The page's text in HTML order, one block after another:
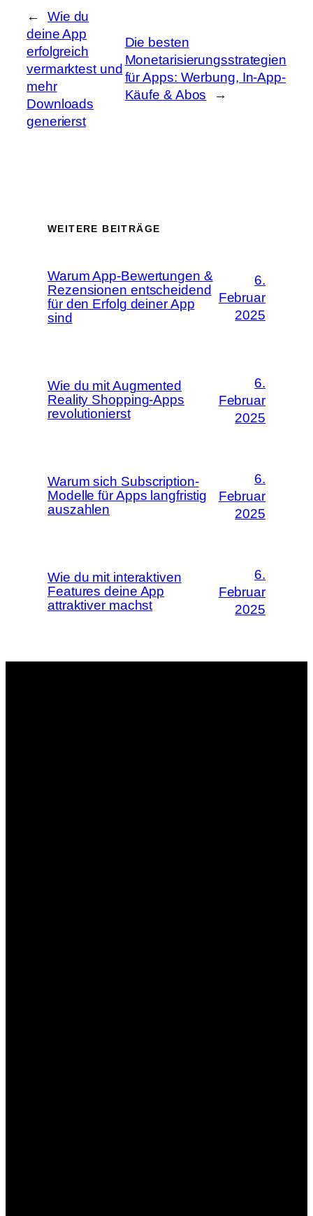
←
Wie du
deine App
erfolgreich
vermarktest und
mehr
Downloads
generierst
Die besten
Monetarisierungsstrategien
für Apps: Werbung, In-App-
Käufe & Abos
→
WEITERE BEITRÄGE
Warum App-Bewertungen &
Rezensionen entscheidend
für den Erfolg deiner App
sind
6.
Februar
2025
Wie du mit Augmented
Reality Shopping-Apps
revolutionierst
6.
Februar
2025
Warum sich Subscription-
Modelle für Apps langfristig
auszahlen
6.
Februar
2025
Wie du mit interaktiven
Features deine App
attraktiver machst
6.
Februar
2025